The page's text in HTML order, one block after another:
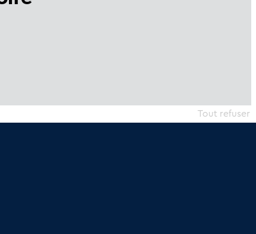
Tout refuser